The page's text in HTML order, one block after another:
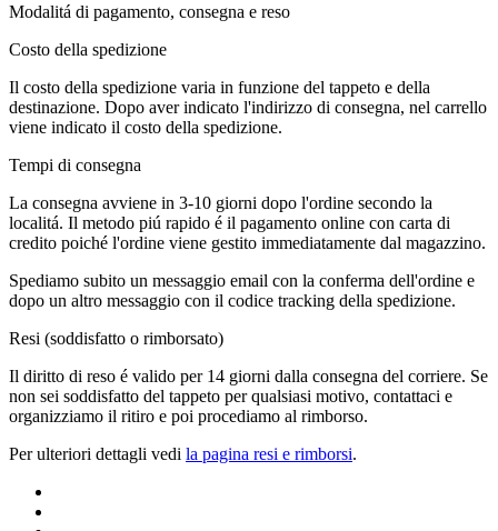
Modalitá di pagamento, consegna e reso
Costo della spedizione
Il costo della spedizione varia in funzione del tappeto e della
destinazione. Dopo aver indicato l'indirizzo di consegna, nel carrello
viene indicato il costo della spedizione.
Tempi di consegna
La consegna avviene in 3-10 giorni dopo l'ordine secondo la
localitá. Il metodo piú rapido é il pagamento online con carta di
credito poiché l'ordine viene gestito immediatamente dal magazzino.
Spediamo subito un messaggio email con la conferma dell'ordine e
dopo un altro messaggio con il codice tracking della spedizione.
Resi (soddisfatto o rimborsato)
Il diritto di reso é valido per 14 giorni dalla consegna del corriere. Se
non sei soddisfatto del tappeto per qualsiasi motivo, contattaci e
organizziamo il ritiro e poi procediamo al rimborso.
Per ulteriori dettagli vedi la pagina resi e rimborsi.